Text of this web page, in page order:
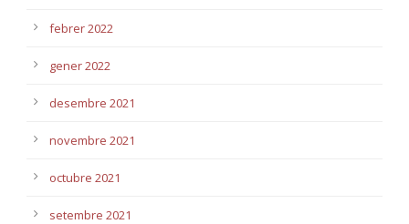
febrer 2022
gener 2022
desembre 2021
novembre 2021
octubre 2021
setembre 2021